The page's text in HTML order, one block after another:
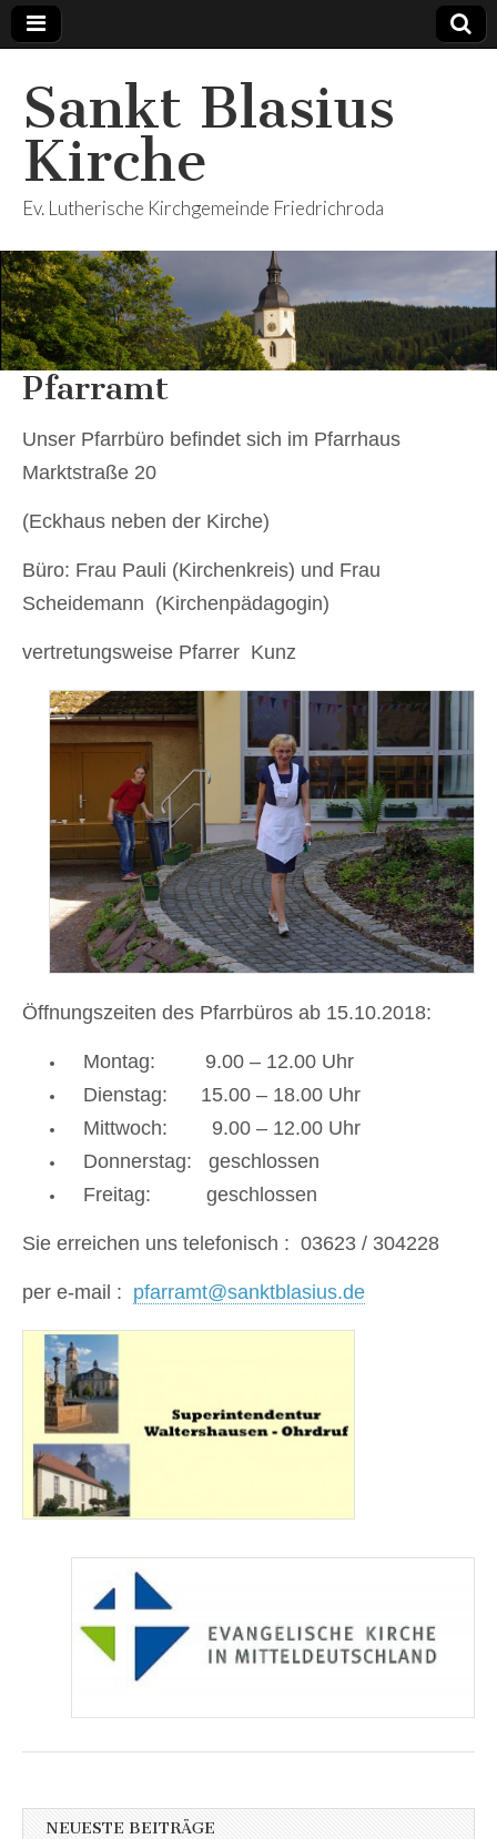
Sankt Blasius
Kirche
Ev. Lutherische Kirchgemeinde Friedrichroda
Pfarramt
Unser Pfarrbüro befindet sich im Pfarrhaus
Marktstraße 20
(Eckhaus neben der Kirche)
Büro: Frau Pauli (Kirchenkreis) und Frau
Scheidemann (Kirchenpädagogin)
vertretungsweise Pfarrer Kunz
Öffnungszeiten des Pfarrbüros ab 15.10.2018:
Montag: 9.00 – 12.00 Uhr
Dienstag: 15.00 – 18.00 Uhr
Mittwoch: 9.00 – 12.00 Uhr
Donnerstag: geschlossen
Freitag: geschlossen
Sie erreichen uns telefonisch : 03623 / 304228
per e-mail : pfarramt@sanktblasius.de
NEUESTE BEITRÄGE